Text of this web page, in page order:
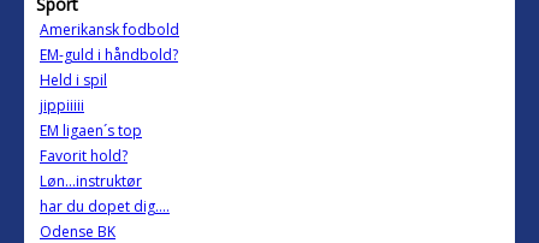
Amerikansk fodbold
EM-guld i håndbold?
Held i spil
jippiiiii
EM ligaen´s top
Favorit hold?
Løn...instruktør
har du dopet dig....
Odense BK